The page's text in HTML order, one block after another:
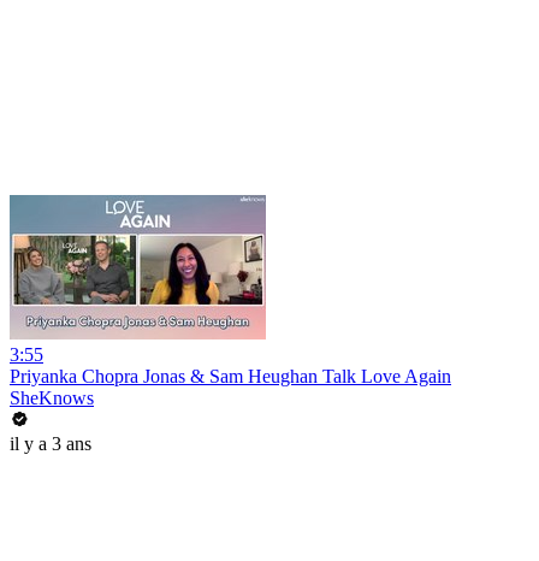
3:55
Priyanka Chopra Jonas & Sam Heughan Talk Love Again
SheKnows
il y a 3 ans